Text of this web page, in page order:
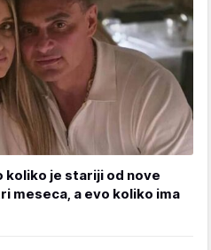
koliko je stariji od nove
meseca, a evo koliko ima